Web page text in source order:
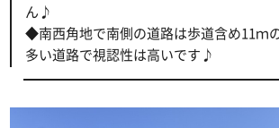
ん♪
◆南西角地で南側の道路は歩道含め11ｍ
多い道路で視認性は高いです♪